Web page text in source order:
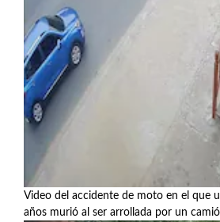
Video del accidente de moto en el que
años murió al ser arrollada por un